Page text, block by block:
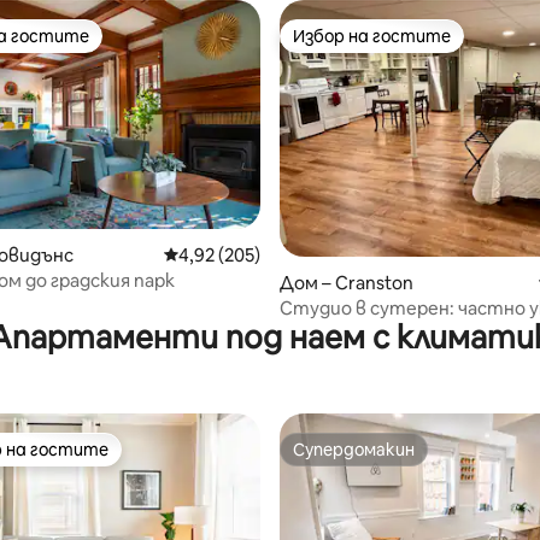
5, 178 отзива
гостите
гостите
Средна оценка: 4,92 от 5, 205 отзива
4,92 (205)
до градския парк
Избор на гостите
Избор на гостите
Дом – Cranston
Студио в сутерен: частно
място за отдих
под наем с
избор на гостите
на гостите Супердомакин
Супердомакин